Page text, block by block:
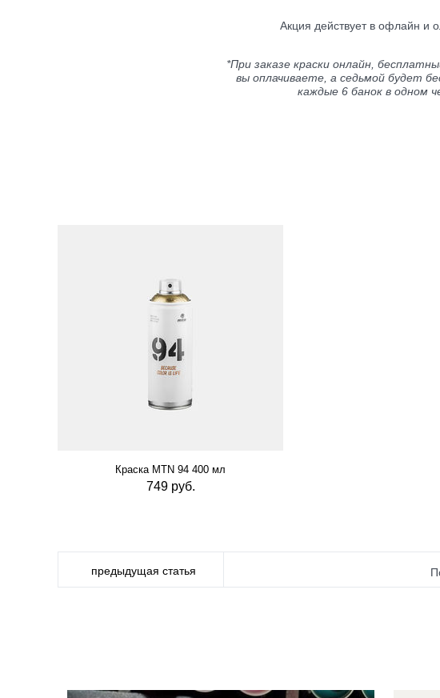
Акция действует в офлайн и
*При заказе краски онлайн,
вы оплачиваете, а седьмой будет
каждые 6 банок в одном
Краска MTN 94 400 мл
749 руб.
предыдущая статья